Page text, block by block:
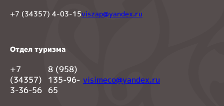
+7 (34357) 4-03-15viszap@yandex.ru
Отдел туризма
+7
(34357)
3-36-56
8 (958)
135-96-
65
visimeco@yandex.ru